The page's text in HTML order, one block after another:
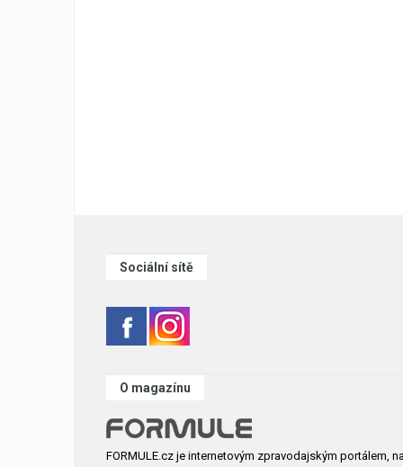
Sociální sítě
O magazínu
FORMULE.cz je internetovým zpravodajským portálem, na